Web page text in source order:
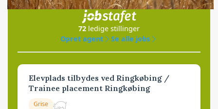
i samarbejde med
72 ledige stillinger
Opret agent
Se alle jobs
Elevplads tilbydes ved Ringkøbing /
Trainee placement Ringkøbing
Grise